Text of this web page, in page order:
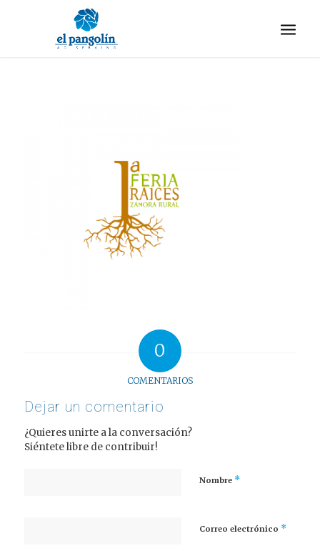
0
COMENTARIOS
Dejar un comentario
¿Quieres unirte a la conversación?
Siéntete libre de contribuir!
Nombre *
Correo electrónico *